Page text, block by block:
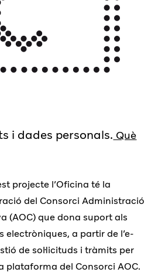
i dades personals. Què
projecte l’Oficina té la
del Consorci Administració
(AOC) que dona suport als
electròniques, a partir de l’e-
de sol·licituds i tràmits per
plataforma del Consorci AOC.